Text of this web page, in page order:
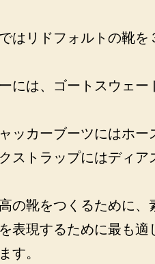
はリドフォルトの靴
には、ゴートスウェ
ッカーブーツにはホー
ストラップにはディ
の靴をつくるために、
表現するために最も適
す。